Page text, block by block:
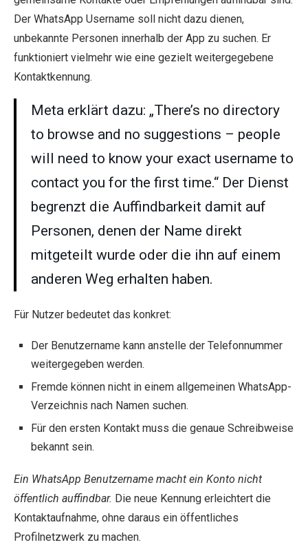
Der WhatsApp Username soll nicht dazu dienen,
unbekannte Personen innerhalb der App zu suchen. Er
funktioniert vielmehr wie eine gezielt weitergegebene
Kontaktkennung.
Meta erklärt dazu: „There’s no directory
to browse and no suggestions – people
will need to know your exact username to
contact you for the first time.“ Der Dienst
begrenzt die Auffindbarkeit damit auf
Personen, denen der Name direkt
mitgeteilt wurde oder die ihn auf einem
anderen Weg erhalten haben.
Für Nutzer bedeutet das konkret:
Der Benutzername kann anstelle der Telefonnummer
weitergegeben werden.
Fremde können nicht in einem allgemeinen WhatsApp-
Verzeichnis nach Namen suchen.
Für den ersten Kontakt muss die genaue Schreibweise
bekannt sein.
Ein WhatsApp Benutzername macht ein Konto nicht
öffentlich auffindbar. Die neue Kennung erleichtert die
Kontaktaufnahme, ohne daraus ein öffentliches
Profilnetzwerk zu machen.